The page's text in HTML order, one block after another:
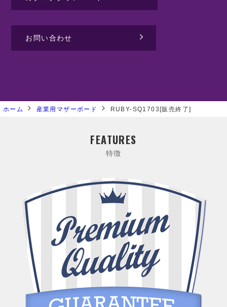
お問い合わせ
ホーム 産業用マザーボード RUBY-SQ1703[販売終了]
FEATURES
特徴